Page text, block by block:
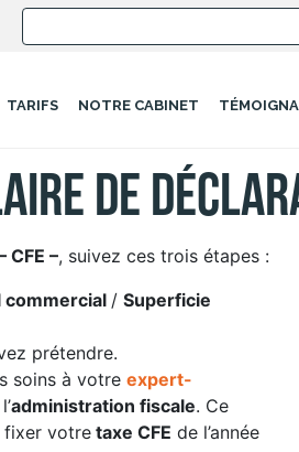
TARIFS NOTRE CABINET
de
CFE –, suivez ces trois étapes :
commercial / Superficie
prétendre.
soins à votre expert-
administration fiscale. Ce
fixer votretaxe CFE de l’année